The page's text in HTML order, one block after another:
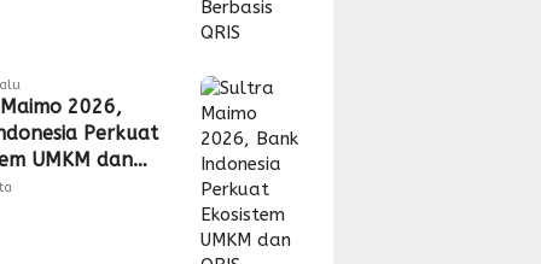
2026,
Perkuat
UMKM dan